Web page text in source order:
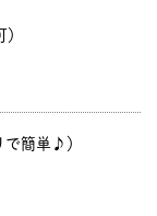
簡単♪）